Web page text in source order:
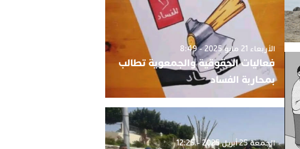
الأربعاء 21 مايو 2025 - 8:49
فعاليات الحقوقية والجمعوية تطالب
بمحاربة الفساد
الجمعة 25 أبريل 2025 - 12:25